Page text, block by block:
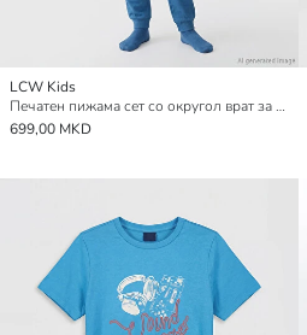
LCW Kids
Печатен пижама сет со округол врат за момчиња
699,00 MKD